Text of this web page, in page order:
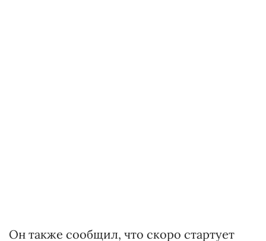
Он также сообщил, что скоро стартует